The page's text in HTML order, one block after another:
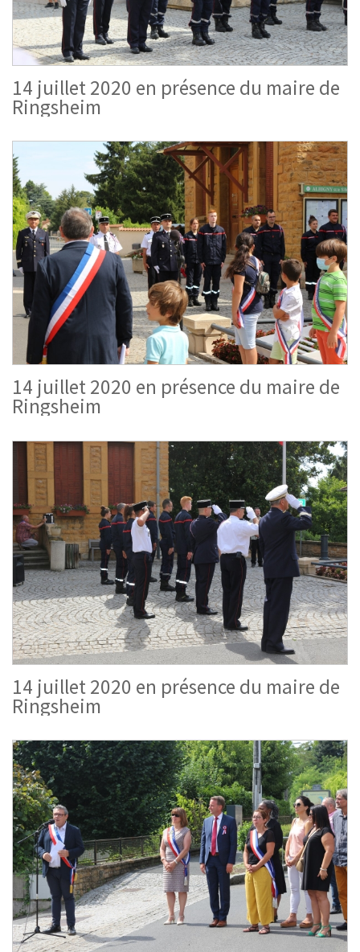
14 juillet 2020 en présence du maire de
Ringsheim
14 juillet 2020 en présence du maire de
Ringsheim
14 juillet 2020 en présence du maire de
Ringsheim